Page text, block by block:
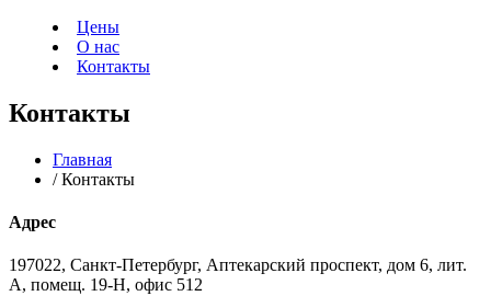
Цены
О нас
Контакты
Контакты
Главная
/ Контакты
Адрес
197022, Санкт-Петербург, Аптекарский проспект, дом 6, лит.
А, помещ. 19-Н, офис 512